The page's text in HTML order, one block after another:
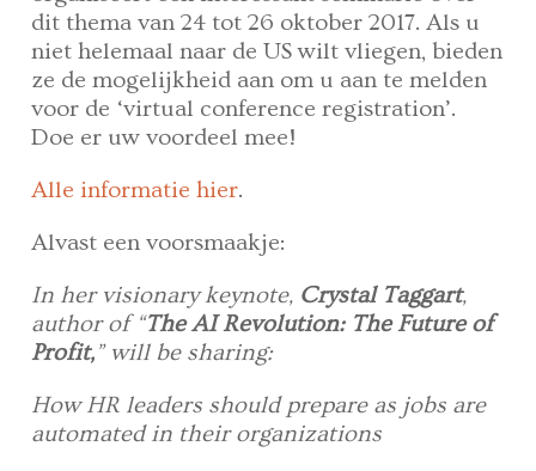
dit thema van 24 tot 26 oktober 2017. Als u
niet helemaal naar de US wilt vliegen, bieden
ze de mogelijkheid aan om u aan te melden
voor de ‘virtual conference registration’.
Doe er uw voordeel mee!
Alle informatie hier.
Alvast een voorsmaakje:
In her visionary keynote, Crystal Taggart,
author of “The AI Revolution: The Future of
Profit,” will be sharing:
How HR leaders should prepare as jobs are
automated in their organizations